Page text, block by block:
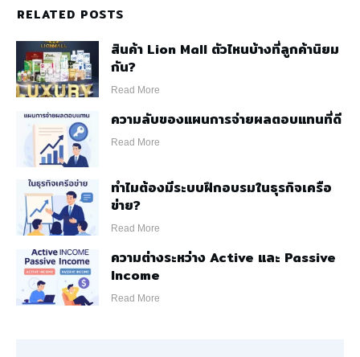
RELATED POSTS
สินค้า Lion Mall ตัวไหนบ้างที่ลูกค้านิยม
กัน?
Read More
ความลับของแผนการจ่ายผลตอบแทนที่ดี
Read More
ทำไมต้องมีระบบฝึกอบรมในธุรกิจเครือ
ข่าย?
Read More
ความต่างระหว่าง Active และ Passive
Income
Read More